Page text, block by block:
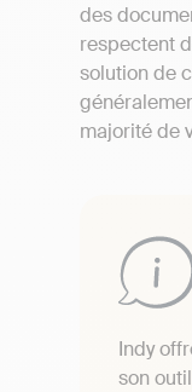
des
respectent
solution de
majorité de
Indy
son